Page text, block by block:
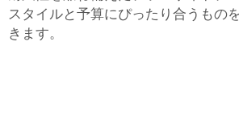
スタイルと予算にぴったり合うもの
きます。